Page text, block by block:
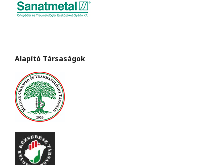
Alapító Társaságok